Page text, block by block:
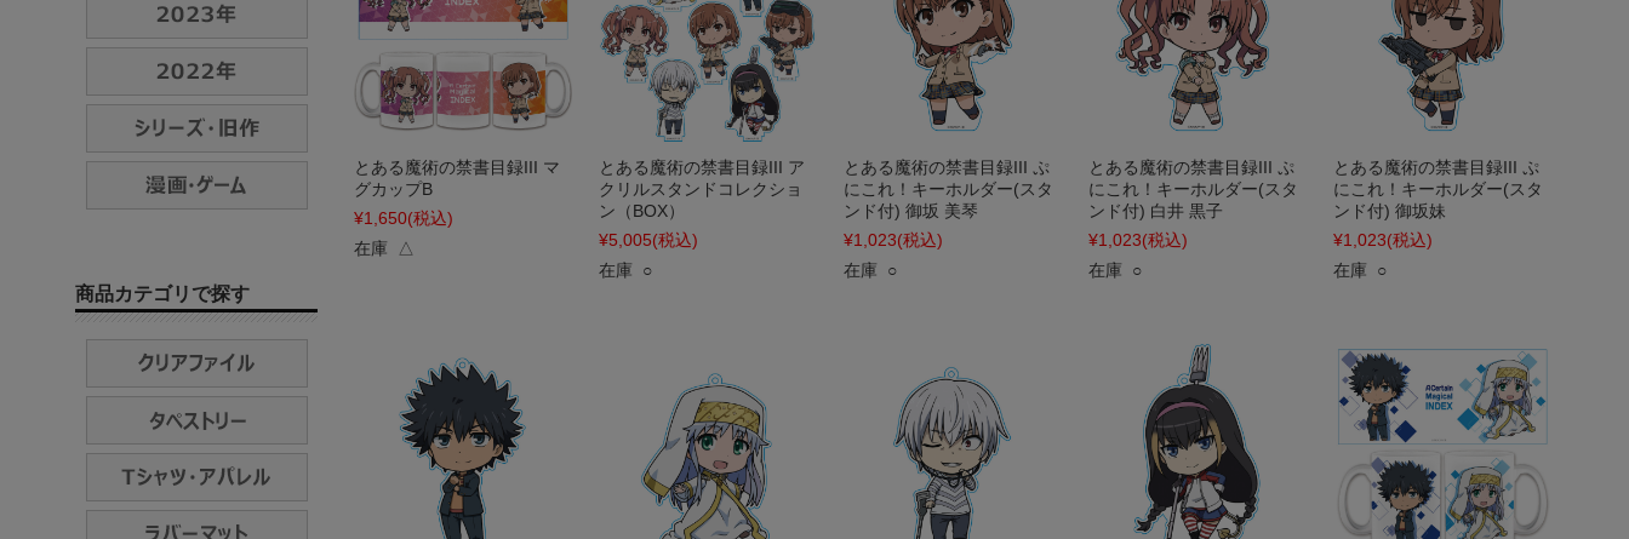
とある魔術の禁書目録III マ
グカップB
¥1,650(税込)
在庫 △
とある魔術の禁書目録III ア
クリルスタンドコレクショ
ン（BOX）
¥5,005(税込)
在庫 ○
とある魔術の禁書目録III ぷ
にこれ！キーホルダー(スタ
ンド付) 御坂 美琴
¥1,023(税込)
在庫 ○
とある魔術の禁書目録III ぷ
にこれ！キーホルダー(スタ
ンド付) 白井 黒子
¥1,023(税込)
在庫 ○
とある魔術の禁書目録III ぷ
にこれ！キーホルダー(スタ
ンド付) 御坂妹
¥1,023(税込)
在庫 ○
商品カテゴリで探す